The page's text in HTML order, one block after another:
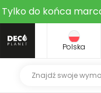
Tylko do końca
Polska